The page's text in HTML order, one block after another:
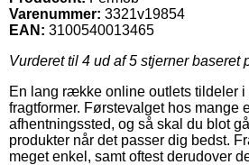
Varenummer: 3321v19854
EAN: 3100540013465
Vurderet til 4 ud af 5 stjerner baseret
En lang række online outlets tildeler
fragtformer. Førstevalget hos mange
afhentningssted, og så skal du blot
produkter når det passer dig bedst.
meget enkel, samt oftest derudover